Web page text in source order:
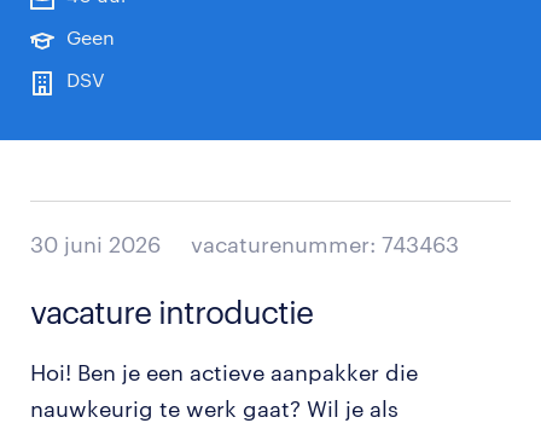
Geen
DSV
30 juni 2026 vacaturenummer: 743463
vacature introductie
Hoi! Ben je een actieve aanpakker die
nauwkeurig te werk gaat? Wil je als